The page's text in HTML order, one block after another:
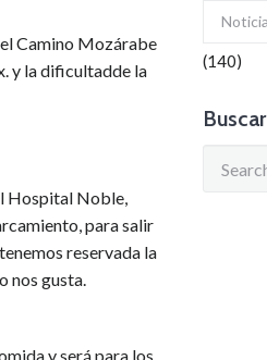
Camino Mozárabe
y la dificultadde la
Hospital Noble,
para salir
reservada la
nos gusta.
y será para los
(140)
Buscar